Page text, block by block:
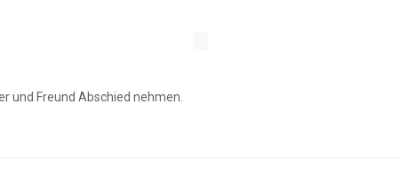
und Freund Abschied nehmen.